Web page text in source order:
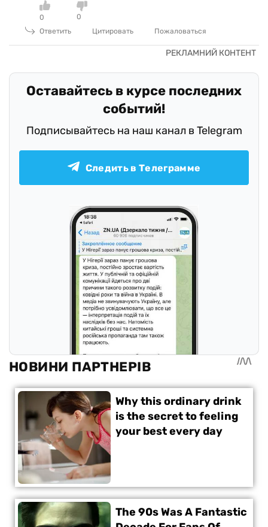
0
0
Ответить
Цитировать Пожаловаться
Оставайтесь в курсе последних
событий!
Подписывайтесь на наш канал в Telegram
Следить в Телеграмме